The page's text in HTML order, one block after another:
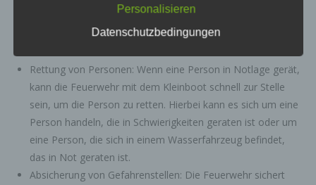
Sicherstellung der Einsatzstelle: Die Feuerwehr stellt die
Einsatzstelle ab, um andere Wasserfahrzeuge und
Rettung von Personen: Wenn eine Person in Notlage gerät,
kann die Feuerwehr mit dem Kleinboot schnell zur Stelle
sein, um die Person zu retten. Hierbei kann es sich um eine
Person handeln, die in Schwierigkeiten geraten ist oder um
eine Person, die sich in einem Wasserfahrzeug befindet,
das in Not geraten ist.
Absicherung von Gefahrenstellen: Die Feuerwehr sichert
unsere Kunden und Geschäftspartner einfach
gewährleisten, möchten wir vorab die verwendeten
Wir verwenden in dieser Datenschutzerklärung
unter anderem die folgenden Begriffe:
a) personenbezogene Daten
Personenbezogene Daten sind alle
Informationen, die sich auf eine identifizierte
oder identifizierbare natürliche Person (im
Folgenden „betroffene Person") beziehen. Als
Personalisieren
Datenschutzbedingungen